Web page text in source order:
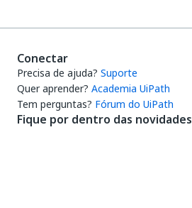
Conectar
Precisa de ajuda? Suporte
Quer aprender? Academia UiPath
Tem perguntas? Fórum do UiPath
Fique por dentro das novidades